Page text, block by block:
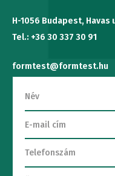
H-1056 Budapest, Havas
Tel.: +36 30 337 30 91
formtest@formtest.hu